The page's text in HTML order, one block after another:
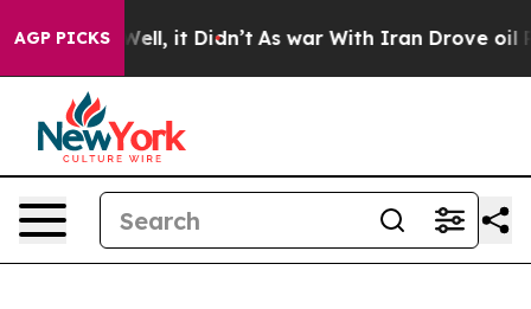
AGP PICKS
40%. Well, it Didn’t As war With Iran Drove oil